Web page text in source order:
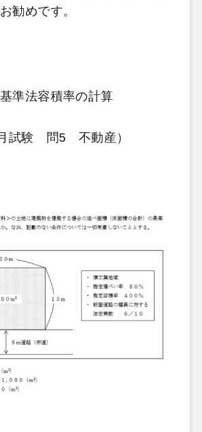
勧めです。
基準法容積率の計算
月試験 問5 不動産）